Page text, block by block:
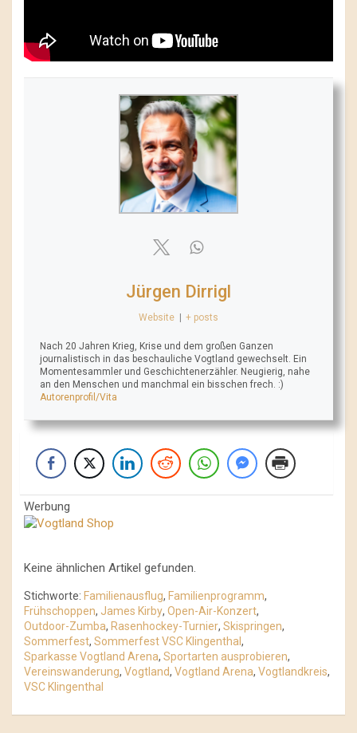
Jürgen Dirrigl
Website + posts
Nach 20 Jahren Krieg, Krise und dem großen Ganzen
journalistisch in das beschauliche Vogtland gewechselt. Ein
Momentesammler und Geschichtenerzähler. Neugierig, nahe
an den Menschen und manchmal ein bisschen frech. :)
Autorenprofil/Vita
Werbung
Keine ähnlichen Artikel gefunden.
Stichworte: Familienausflug, Familienprogramm,
Frühschoppen, James Kirby, Open-Air-Konzert,
Outdoor-Zumba, Rasenhockey-Turnier, Skispringen,
Sommerfest, Sommerfest VSC Klingenthal,
Sparkasse Vogtland Arena, Sportarten ausprobieren,
Vereinswanderung, Vogtland, Vogtland Arena, Vogtlandkreis,
VSC Klingenthal